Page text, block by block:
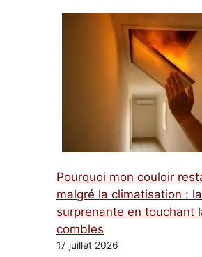
Pourquoi mon couloir
malgré la climatisation :
surprenante en touchant
combles
17 juillet 2026